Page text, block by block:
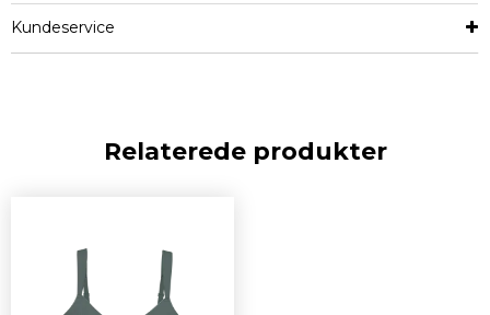
Kundeservice
Relaterede produkter